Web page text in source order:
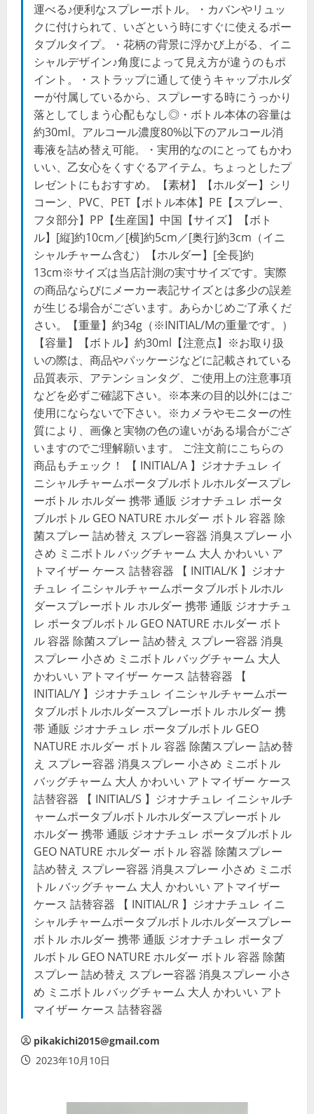
運べる♪便利なスプレーボトル。・カバンやリュッ
クに付けられて、いざという時にすぐに使えるポー
タブルタイプ。・花柄の背景に浮かび上がる、イニ
シャルデザイン♪角度によって見え方が違うのもポ
イント。・ストラップに通して使うキャップホルダ
ーが付属しているから、スプレーする時にうっかり
落としてしまう心配もなし◎・ボトル本体の容量は
約30ml。アルコール濃度80%以下のアルコール消
毒液を詰め替え可能。・実用的なのにとってもかわ
いい、乙女心をくすぐるアイテム。ちょっとしたプ
レゼントにもおすすめ。【素材】【ホルダー】シリ
コーン、PVC、PET【ボトル本体】PE【スプレー、
フタ部分】PP【生産国】中国【サイズ】【ボト
ル】[縦]約10cm／[横]約5cm／[奥行]約3cm（イニ
シャルチャーム含む）【ホルダー】[全長]約
13cm※サイズは当店計測の実寸サイズです。実際
の商品ならびにメーカー表記サイズとは多少の誤差
が生じる場合がございます。あらかじめご了承くだ
さい。【重量】約34g（※INITIAL/Mの重量です。）
【容量】【ボトル】約30ml【注意点】※お取り扱
いの際は、商品やパッケージなどに記載されている
品質表示、アテンションタグ、ご使用上の注意事項
などを必ずご確認下さい。※本来の目的以外にはご
使用にならないで下さい。※カメラやモニターの性
質により、画像と実物の色の違いがある場合がござ
いますのでご理解願います。 ご注文前にこちらの
商品もチェック！ 【 INITIAL/A 】ジオナチュレ イ
ニシャルチャームポータブルボトルホルダースプレ
ーボトル ホルダー 携帯 通販 ジオナチュレ ポータ
ブルボトル GEO NATURE ホルダー ボトル 容器 除
菌スプレー 詰め替え スプレー容器 消臭スプレー 小
さめ ミニボトル バッグチャーム 大人 かわいい ア
トマイザー ケース 詰替容器 【 INITIAL/K 】ジオナ
チュレ イニシャルチャームポータブルボトルホル
ダースプレーボトル ホルダー 携帯 通販 ジオナチュ
レ ポータブルボトル GEO NATURE ホルダー ボト
ル 容器 除菌スプレー 詰め替え スプレー容器 消臭
スプレー 小さめ ミニボトル バッグチャーム 大人
かわいい アトマイザー ケース 詰替容器 【
INITIAL/Y 】ジオナチュレ イニシャルチャームポー
タブルボトルホルダースプレーボトル ホルダー 携
帯 通販 ジオナチュレ ポータブルボトル GEO
NATURE ホルダー ボトル 容器 除菌スプレー 詰め替
え スプレー容器 消臭スプレー 小さめ ミニボトル
バッグチャーム 大人 かわいい アトマイザー ケース
詰替容器 【 INITIAL/S 】ジオナチュレ イニシャルチ
ャームポータブルボトルホルダースプレーボトル
ホルダー 携帯 通販 ジオナチュレ ポータブルボトル
GEO NATURE ホルダー ボトル 容器 除菌スプレー
詰め替え スプレー容器 消臭スプレー 小さめ ミニボ
トル バッグチャーム 大人 かわいい アトマイザー
ケース 詰替容器 【 INITIAL/R 】ジオナチュレ イニ
シャルチャームポータブルボトルホルダースプレー
ボトル ホルダー 携帯 通販 ジオナチュレ ポータブ
ルボトル GEO NATURE ホルダー ボトル 容器 除菌
スプレー 詰め替え スプレー容器 消臭スプレー 小さ
め ミニボトル バッグチャーム 大人 かわいい アト
マイザー ケース 詰替容器
pikakichi2015@gmail.com
2023年10月10日